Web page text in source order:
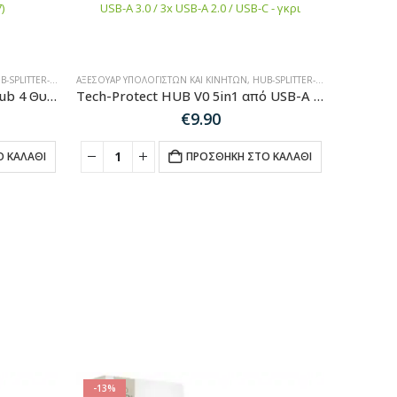
ADAPTER ,SALES
Ugreen Sharing Box USB 2.0 Hub 4 Θυρών με σύνδεση USB-A (30767)
ΚΑΛΆΘΙ
ΑΞΕΣΟΥΆΡ ΥΠΟΛΟΓΙΣΤΏΝ ΚΑΙ ΚΙΝΗΤΏΝ, HUB-SPLITTER-ADAPTER
Tech-Protect HUB V0 5in1 από USB-A σε USB-A 3.0 / 3x USB-A 2.0 / USB-C – γκρι
€9.90
ΠΡΟΣΘΉΚΗ ΣΤΟ ΚΑΛΆΘΙ
-13%